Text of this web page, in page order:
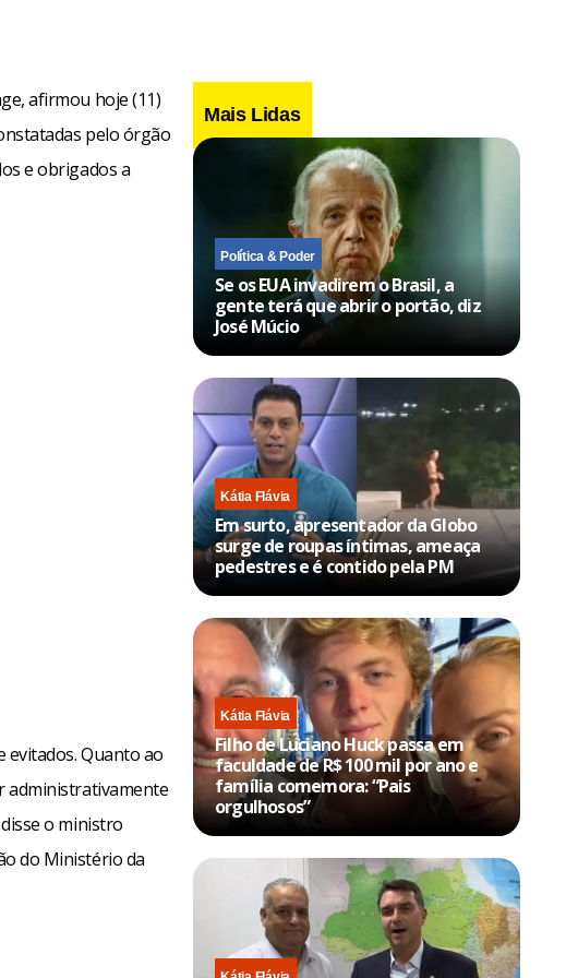
afirmou hoje (11)
pelo órgão
e obrigados a
evitados. Quanto ao
administrativamente
o ministro
do Ministério da
Mais Lidas
Política & Poder
Se os EUA invadirem o Brasil, a
gente terá que abrir o portão, diz
José Múcio
Kátia Flávia
Em surto, apresentador da Globo
surge de roupas íntimas, ameaça
pedestres e é contido pela PM
Kátia Flávia
Filho de Luciano Huck passa em
faculdade de R$ 100 mil por ano e
família comemora: “Pais
orgulhosos”